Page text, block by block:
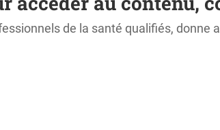
de la santé qualifiés,